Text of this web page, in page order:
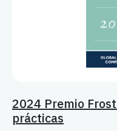
2024 Premio
prácticas